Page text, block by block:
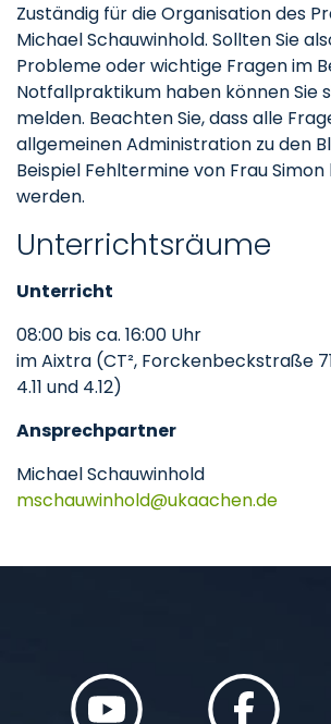
Zuständig für die Organisation des
Michael Schauwinhold. Sollten Sie
Probleme oder wichtige Fragen im
Notfallpraktikum haben können Sie
melden. Beachten Sie, dass alle
allgemeinen Administration zu den
Beispiel Fehltermine von Frau
werden.
Unterrichtsräume
Unterricht
08:00 bis ca. 16:00 Uhr
im Aixtra (CT², Forckenbeckstraße
4.11 und 4.12)
Ansprechpartner
Michael Schauwinhold
mschauwinhold
ukaachende